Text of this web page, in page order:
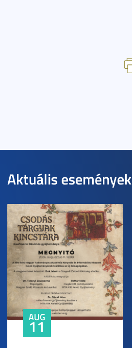
Aktuális események
AUG
11